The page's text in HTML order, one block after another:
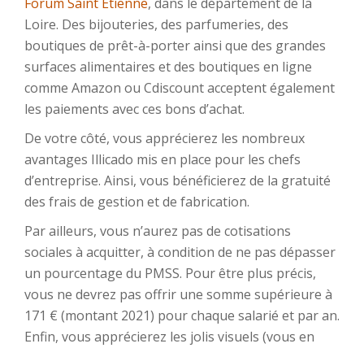
Loire. Des bijouteries, des parfumeries, des
boutiques de prêt-à-porter ainsi que des grandes
surfaces alimentaires et des boutiques en ligne
comme Amazon ou Cdiscount acceptent également
les paiements avec ces bons d’achat.
De votre côté, vous apprécierez les nombreux
avantages Illicado mis en place pour les chefs
d’entreprise. Ainsi, vous bénéficierez de la gratuité
des frais de gestion et de fabrication.
Par ailleurs, vous n’aurez pas de cotisations
sociales à acquitter, à condition de ne pas dépasser
un pourcentage du PMSS. Pour être plus précis,
vous ne devrez pas offrir une somme supérieure à
171 € (montant 2021) pour chaque salarié et par an.
Enfin, vous apprécierez les jolis visuels (vous en